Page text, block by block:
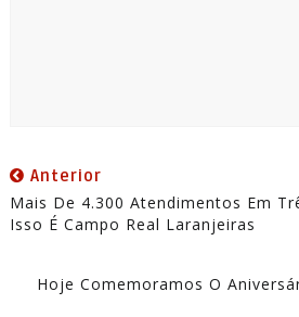
Anterior
Mais De 4.300 Atendimentos Em
Isso É Campo Real Laranjeiras
Hoje Comemoramos O